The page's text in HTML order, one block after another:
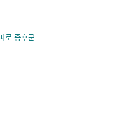
로 증후군